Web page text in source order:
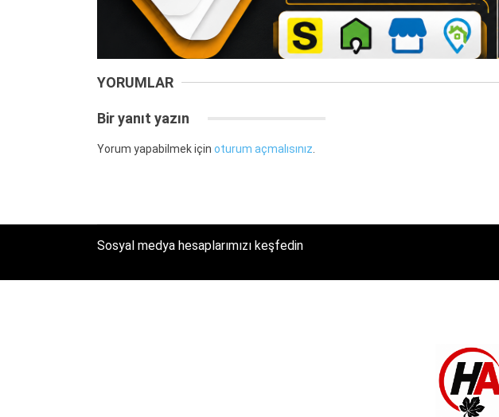
YORUMLAR
Bir yanıt yazın
Yorum yapabilmek için oturum açmalısınız
Sosyal medya hesaplarımızı keşfedin